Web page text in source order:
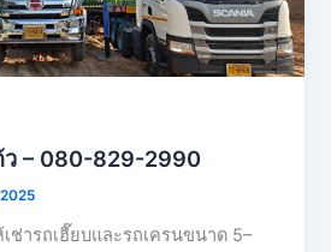
ก้ว – 080-829-2990
ช่ารถเฮี๊ยบและรถเครนขนาด 5–